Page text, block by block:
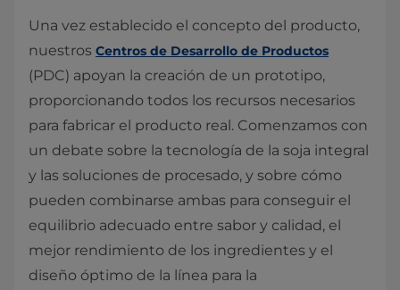
Una vez establecido el concepto del producto,
nuestros Centros de Desarrollo de Productos
(PDC) apoyan la creación de un prototipo,
proporcionando todos los recursos necesarios
para fabricar el producto real. Comenzamos con
un debate sobre la tecnología de la soja integral
y las soluciones de procesado, y sobre cómo
pueden combinarse ambas para conseguir el
equilibrio adecuado entre sabor y calidad, el
mejor rendimiento de los ingredientes y el
diseño óptimo de la línea para la